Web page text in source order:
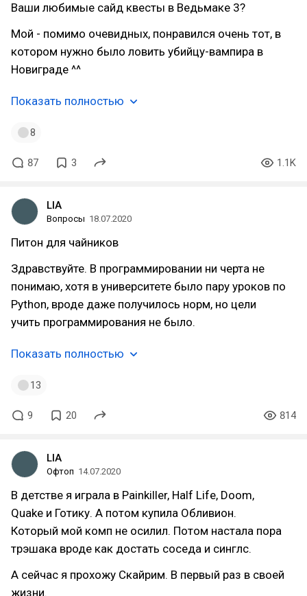
Ваши любимые сайд квесты в Ведьмаке 3?
Мой - помимо очевидных, понравился очень тот, в
котором нужно было ловить убийцу-вампира в
Новиграде ^^
Показать полностью
8
87 3 1.1K
LIA
Вопросы 18.07.2020
Питон для чайников
Здравствуйте. В программировании ни черта не
понимаю, хотя в университете было пару уроков по
Python, вроде даже получилось норм, но цели
учить программирования не было.
Показать полностью
13
9 20 814
LIA
Офтоп 14.07.2020
В детстве я играла в Painkiller, Half Life, Doom,
Quake и Готику. А потом купила Обливион.
Который мой комп не осилил. Потом настала пора
трэшака вроде как достать соседа и синглс.
А сейчас я прохожу Скайрим. В первый раз в своей
жизни.